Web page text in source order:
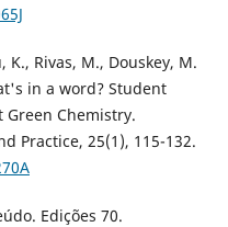
Rivas, M., Douskey, M.
in a word? Student
Chemistry.
Practice, 25(1), 115-132.
Edições 70.